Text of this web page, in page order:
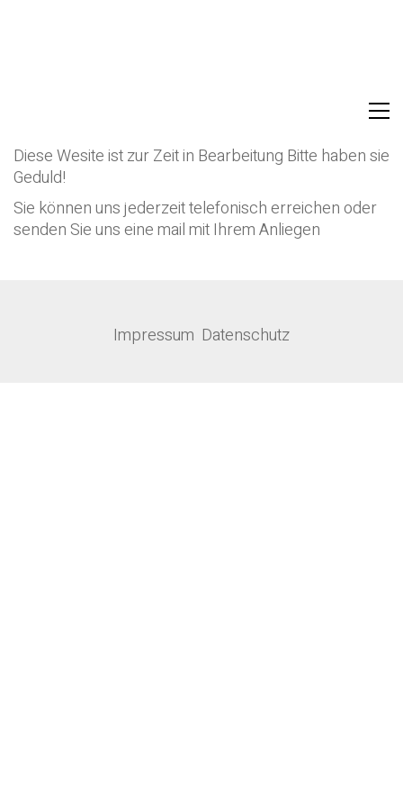
Diese Wesite ist zur Zeit in Bearbeitung Bitte haben sie
Geduld!
Sie können uns jederzeit telefonisch erreichen oder
senden Sie uns eine mail mit Ihrem Anliegen
Impressum Datenschutz